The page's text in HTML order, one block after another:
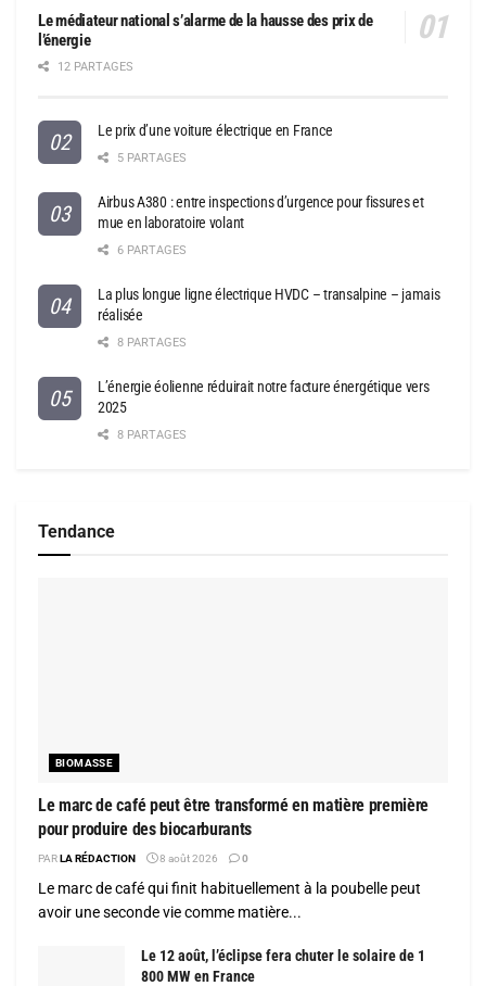
Le médiateur national s’alarme de la hausse des prix de
l’énergie
12 PARTAGES
Le prix d’une voiture électrique en France
5 PARTAGES
Airbus A380 : entre inspections d’urgence pour fissures et
mue en laboratoire volant
6 PARTAGES
La plus longue ligne électrique HVDC – transalpine – jamais
réalisée
8 PARTAGES
L’énergie éolienne réduirait notre facture énergétique vers
2025
8 PARTAGES
Tendance
BIOMASSE
Le marc de café peut être transformé en matière première
pour produire des biocarburants
PARLA RÉDACTION 8 août 2026 0
Le marc de café qui finit habituellement à la poubelle peut
avoir une seconde vie comme matière...
Le 12 août, l’éclipse fera chuter le solaire de 1
800 MW en France